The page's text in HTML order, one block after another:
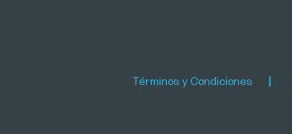
Términos y Condiciones